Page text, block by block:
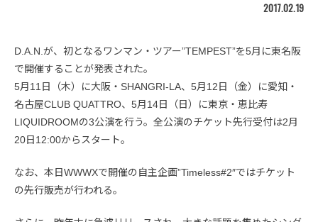
2017.02.19
D.A.N.が、初となるワンマン・ツアー”TEMPEST”を5月に東名阪
で開催することが発表された。
5月11日（木）に大阪・SHANGRI-LA、5月12日（金）に愛知・
名古屋CLUB QUATTRO、5月14日（日）に東京・恵比寿
LIQUIDROOMの3公演を行う。全公演のチケット先行受付は2月
20日12:00からスタート。
なお、本日WWWXで開催の自主企画”Timeless#2″ではチケット
の先行販売が行われる。